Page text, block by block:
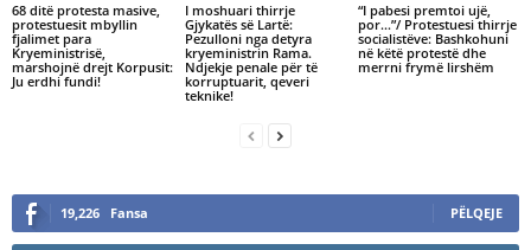
68 ditë protesta masive,
protestuesit mbyllin
fjalimet para
Kryeministrisë,
marshojnë drejt Korpusit:
Ju erdhi fundi!
I moshuari thirrje
Gjykatës së Lartë:
Pezulloni nga detyra
kryeministrin Rama.
Ndjekje penale për të
korruptuarit, qeveri
teknike!
“I pabesi premtoi ujë,
por…”/ Protestuesi thirrje
socialistëve: Bashkohuni
në këtë protestë dhe
merrni frymë lirshëm
19,226 Fansa PËLQEJE